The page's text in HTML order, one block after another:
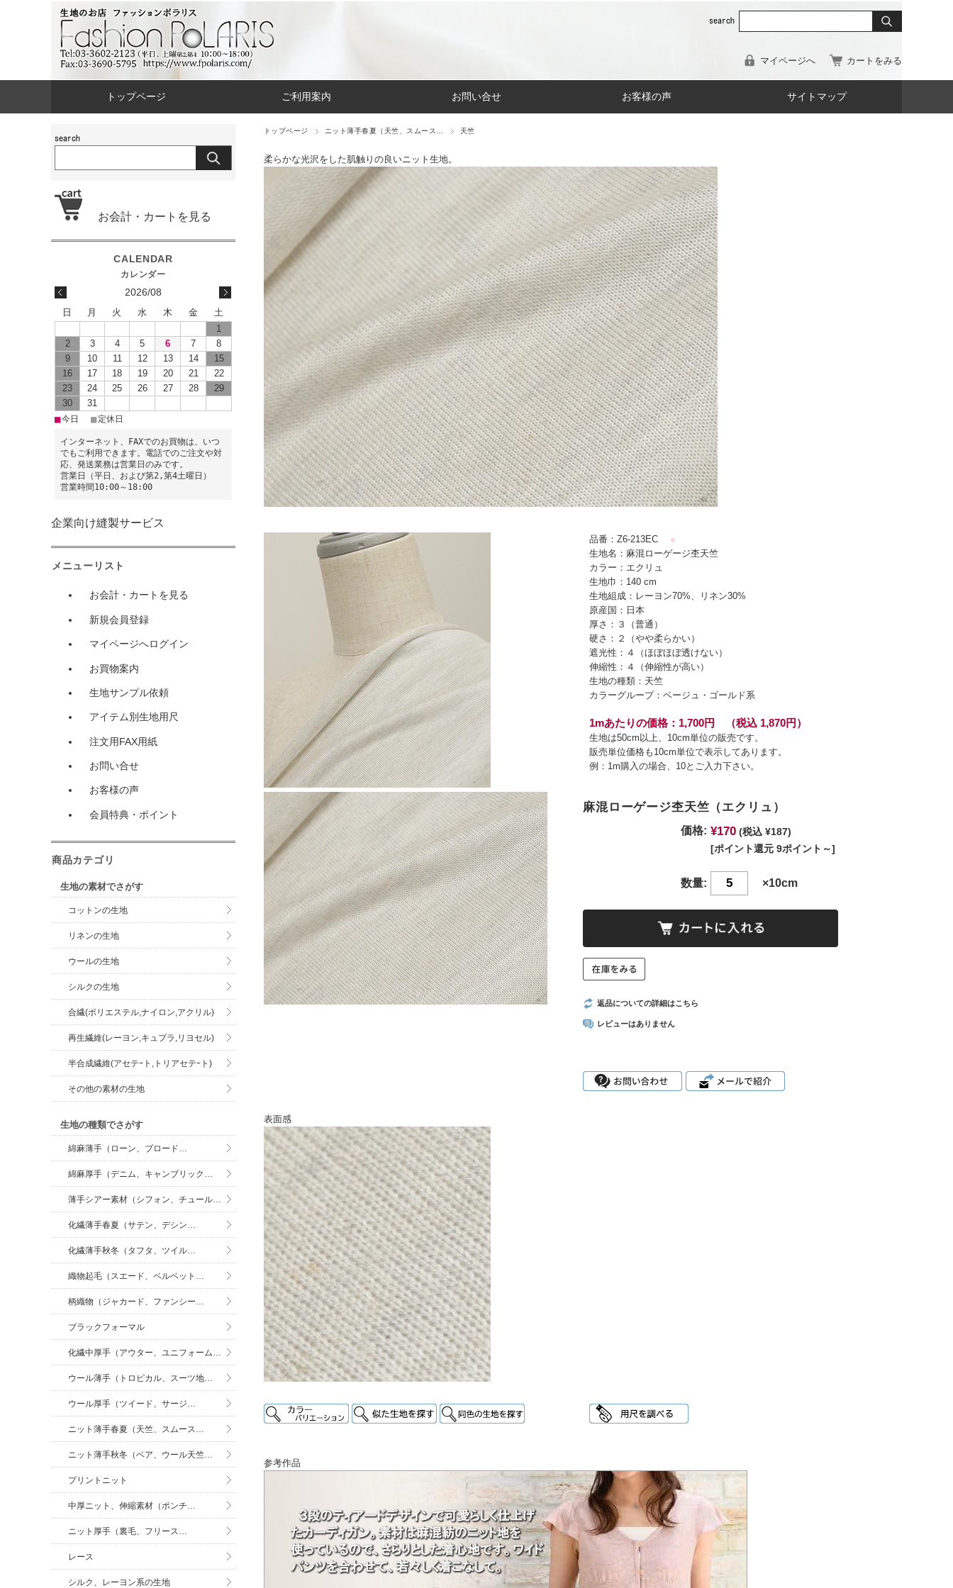
マイページへ カートをみる
トップページ ご利用案内 お問い合せ お客様の声 サイトマップ
トップページ ニット薄手春夏（天竺、スムース… 天竺
柔らかな光沢をした肌触りの良いニット生地。
品番：Z6-213EC ●
生地名：麻混ローゲージ杢天竺
カラー：エクリュ
生地巾：140 cm
生地組成：レーヨン70%、リネン30%
原産国：日本
厚さ：３（普通）
硬さ：２（やや柔らかい）
遮光性：４（ほぼほぼ透けない）
伸縮性：４（伸縮性が高い）
生地の種類：天竺
カラーグループ：ベージュ・ゴールド系
1mあたりの価格：1,700円 （税込 1,870円）
生地は50cm以上、10cm単位の販売です。
販売単位価格も10cm単位で表示してあります。
例：1m購入の場合、10とご入力下さい。
麻混ローゲージ杢天竺（エクリュ）
価格: ¥170 (税込 ¥187)
[ポイント還元 9ポイント～]
数量: ×10cm
返品についての詳細はこちら
レビューはありません
表面感
参考作品
お会計・カートを見る
2026/08
日 月 火 水 木 金
土
1
2
3 4 5 6 7
8
9
10 11 12 13 14
15
16
17 18 19 20 21
22
23
24 25 26 27 28
29
30
31
■今日 ■ 定休日
インターネット、FAXでのお買物は、いつ
でもご利用できます。電話でのご注文や対
応、発送業務は営業日のみです。
営業日（平日、および第2,第4土曜日）
営業時間10:00～18:00
企業向け縫製サービス
メニューリスト
お会計・カートを見る
新規会員登録
マイページへログイン
お買物案内
生地サンプル依頼
アイテム別生地用尺
注文用FAX用紙
お問い合せ
お客様の声
会員特典・ポイント
商品カテゴリ
生地の素材でさがす
コットンの生地
リネンの生地
ウールの生地
シルクの生地
合繊(ポリエステル,ナイロン,アクリル)
再生繊維(レーヨン,キュプラ,リヨセル)
半合成繊維(アセテｰト,トリアセテｰト)
その他の素材の生地
生地の種類でさがす
綿麻薄手（ローン、ブロード…
綿麻厚手（デニム、キャンブリック…
薄手シアー素材（シフォン、チュール…
化繊薄手春夏（サテン、デシン…
化繊薄手秋冬（タフタ、ツイル…
織物起毛（スエード、ベルベット…
柄織物（ジャカード、ファンシー…
ブラックフォーマル
化繊中厚手（アウター、ユニフォーム…
ウール薄手（トロピカル、スーツ地…
ウール厚手（ツイード、サージ…
ニット薄手春夏（天竺、スムース…
ニット薄手秋冬（ベア、ウール天竺…
プリントニット
中厚ニット、伸縮素材（ポンチ…
ニット厚手（裏毛、フリース…
レース
シルク、レーヨン系の生地